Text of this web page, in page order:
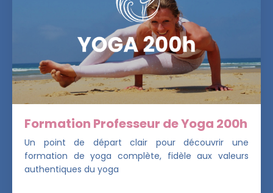
Formation Professeur de Yoga 200h
Un point de départ clair pour découvrir une
formation de yoga complète, fidèle aux valeurs
authentiques du yoga